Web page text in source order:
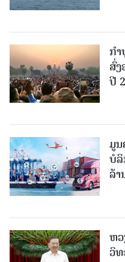
ກຳ
ສົ່ງ
ປີ
ມູນ
ບໍ
ລ້າ
ຫ
ວິທ